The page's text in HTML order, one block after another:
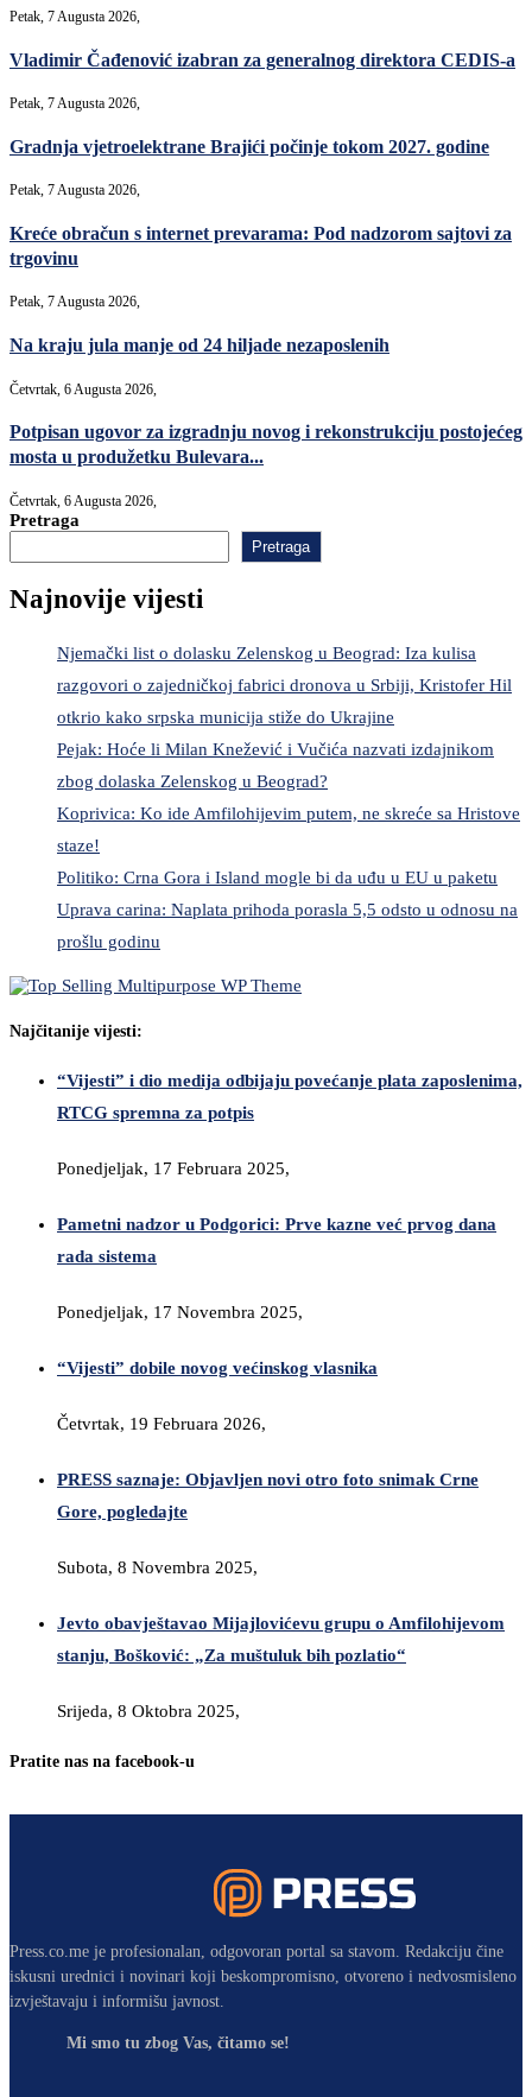
Petak, 7 Augusta 2026,
Vladimir Čađenović izabran za generalnog direktora CEDIS-a
Petak, 7 Augusta 2026,
Gradnja vjetroelektrane Brajići počinje tokom 2027. godine
Petak, 7 Augusta 2026,
Kreće obračun s internet prevarama: Pod nadzorom sajtovi za
trgovinu
Petak, 7 Augusta 2026,
Na kraju jula manje od 24 hiljade nezaposlenih
Četvrtak, 6 Augusta 2026,
Potpisan ugovor za izgradnju novog i rekonstrukciju postojećeg
mosta u produžetku Bulevara...
Četvrtak, 6 Augusta 2026,
Pretraga
Pretraga
Najnovije vijesti
Njemački list o dolasku Zelenskog u Beograd: Iza kulisa
razgovori o zajedničkoj fabrici dronova u Srbiji, Kristofer Hil
otkrio kako srpska municija stiže do Ukrajine
Pejak: Hoće li Milan Knežević i Vučića nazvati izdajnikom
zbog dolaska Zelenskog u Beograd?
Koprivica: Ko ide Amfilohijevim putem, ne skreće sa Hristove
staze!
Politiko: Crna Gora i Island mogle bi da uđu u EU u paketu
Uprava carina: Naplata prihoda porasla 5,5 odsto u odnosu na
prošlu godinu
Najčitanije vijesti:
“Vijesti” i dio medija odbijaju povećanje plata zaposlenima,
RTCG spremna za potpis
Ponedjeljak, 17 Februara 2025,
Pametni nadzor u Podgorici: Prve kazne već prvog dana
rada sistema
Ponedjeljak, 17 Novembra 2025,
“Vijesti” dobile novog većinskog vlasnika
Četvrtak, 19 Februara 2026,
PRESS saznaje: Objavljen novi otro foto snimak Crne
Gore, pogledajte
Subota, 8 Novembra 2025,
Jevto obavještavao Mijajlovićevu grupu o Amfilohijevom
stanju, Bošković: „Za muštuluk bih pozlatio“
Srijeda, 8 Oktobra 2025,
Pratite nas na facebook-u
Press.co.me je profesionalan, odgovoran portal sa stavom. Redakciju čine
iskusni urednici i novinari koji beskompromisno, otvoreno i nedvosmisleno
izvještavaju i informišu javnost.
Mi smo tu zbog Vas, čitamo se!